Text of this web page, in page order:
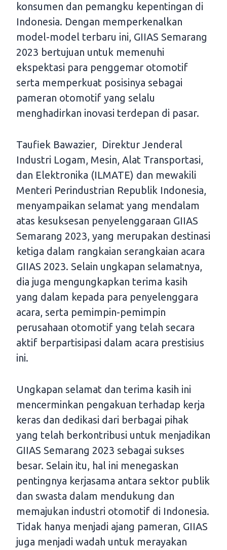
konsumen dan pemangku kepentingan di
Indonesia. Dengan memperkenalkan
model-model terbaru ini, GIIAS Semarang
2023 bertujuan untuk memenuhi
ekspektasi para penggemar otomotif
serta memperkuat posisinya sebagai
pameran otomotif yang selalu
menghadirkan inovasi terdepan di pasar.
Taufiek Bawazier, Direktur Jenderal
Industri Logam, Mesin, Alat Transportasi,
dan Elektronika (ILMATE) dan mewakili
Menteri Perindustrian Republik Indonesia,
menyampaikan selamat yang mendalam
atas kesuksesan penyelenggaraan GIIAS
Semarang 2023, yang merupakan destinasi
ketiga dalam rangkaian serangkaian acara
GIIAS 2023. Selain ungkapan selamatnya,
dia juga mengungkapkan terima kasih
yang dalam kepada para penyelenggara
acara, serta pemimpin-pemimpin
perusahaan otomotif yang telah secara
aktif berpartisipasi dalam acara prestisius
ini.
Ungkapan selamat dan terima kasih ini
mencerminkan pengakuan terhadap kerja
keras dan dedikasi dari berbagai pihak
yang telah berkontribusi untuk menjadikan
GIIAS Semarang 2023 sebagai sukses
besar. Selain itu, hal ini menegaskan
pentingnya kerjasama antara sektor publik
dan swasta dalam mendukung dan
memajukan industri otomotif di Indonesia.
Tidak hanya menjadi ajang pameran, GIIAS
juga menjadi wadah untuk merayakan